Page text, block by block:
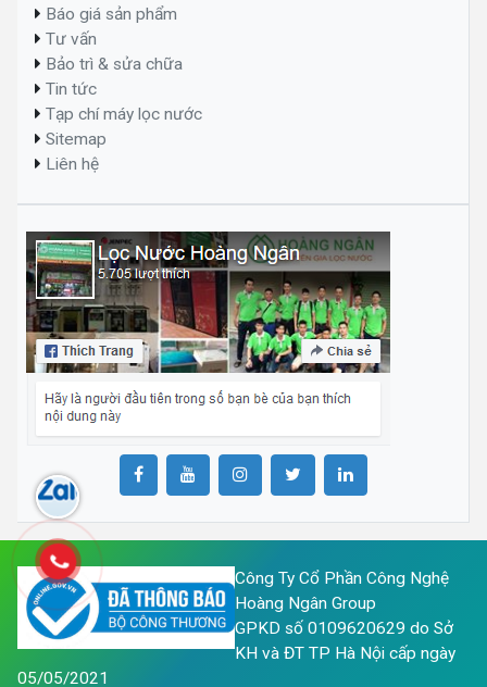
Báo giá sản phẩm
Tư vấn
Bảo trì & sửa chữa
Tin tức
Tạp chí máy lọc nước
Sitemap
Liên hệ
Công Ty Cổ Phần Công Nghệ
Hoàng Ngân Group
GPKD số 0109620629 do Sở
KH và ĐT TP Hà Nội cấp ngày
05/05/2021